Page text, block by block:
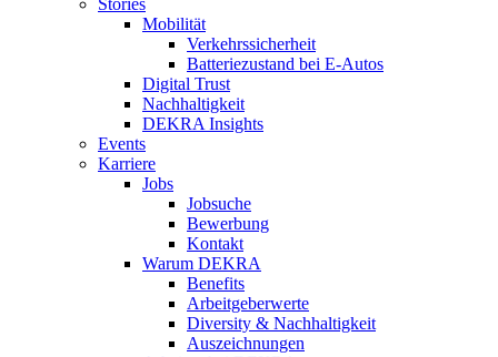
Mobilität
Verkehrssicherheit
Batteriezustand bei E-Autos
Digital Trust
Nachhaltigkeit
DEKRA Insights
Events
Karriere
Jobs
Jobsuche
Bewerbung
Kontakt
Warum DEKRA
Benefits
Arbeitgeberwerte
Diversity & Nachhaltigkeit
Auszeichnungen